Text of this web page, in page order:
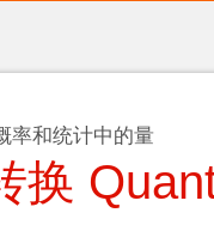
率和统计中的量
换